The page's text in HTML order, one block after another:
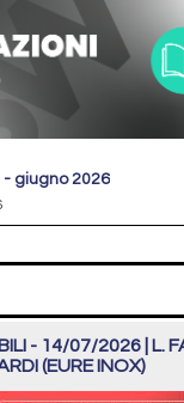
giugno 2026
- 14/07/2026 | L.
(EURE INOX)